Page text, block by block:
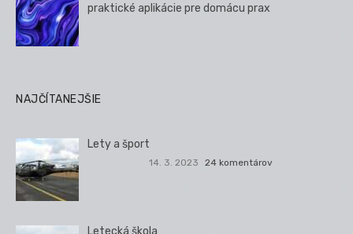
praktické aplikácie pre domácu prax
NAJČÍTANEJŠIE
Lety a šport
14. 3. 2023 24 komentárov